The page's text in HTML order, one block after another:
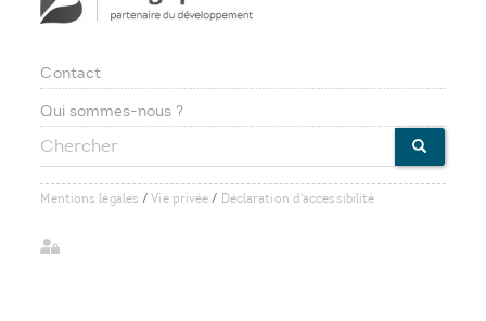
Footer
menu
Contact
Qui sommes-nous ?
Chercher
Mentions légales / Vie privée / Déclaration d'accessibilité
User